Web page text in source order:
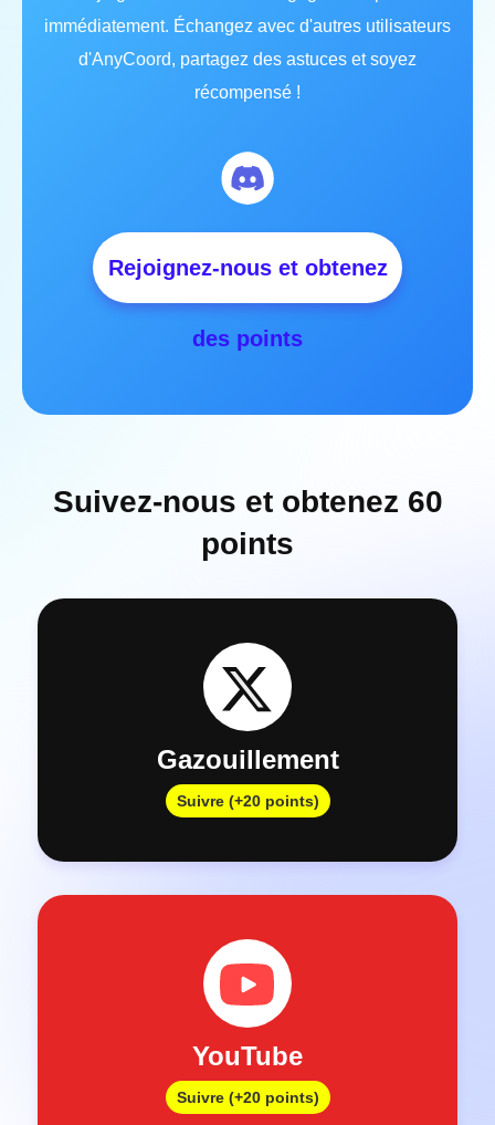
immédiatement. Échangez avec d'autres utilisateurs
d'AnyCoord, partagez des astuces et soyez
récompensé !
Rejoignez-nous et obtenez
des points
Suivez-nous et obtenez 60
points
Gazouillement
Suivre (+20 points)
YouTube
Suivre (+20 points)